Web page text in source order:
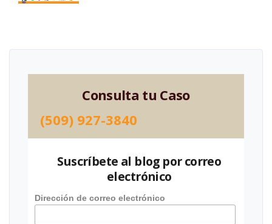
Consulta tu Caso
(509) 927-3840
Suscríbete al blog por correo
electrónico
Dirección de correo electrónico